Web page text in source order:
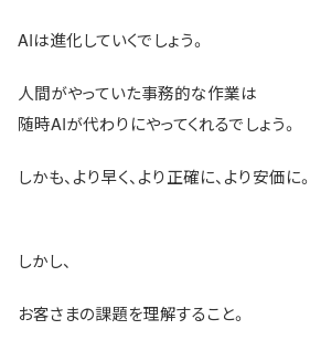
AIは進化していくでしょう。
人間がやっていた事務的な作業は
随時AIが代わりにやってくれるでしょう。
しかも、より早く、より正確に、より安価に。
しかし、
お客さまの課題を理解すること。